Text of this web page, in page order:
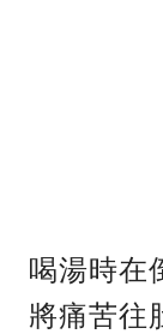
喝湯時在
將痛苦往